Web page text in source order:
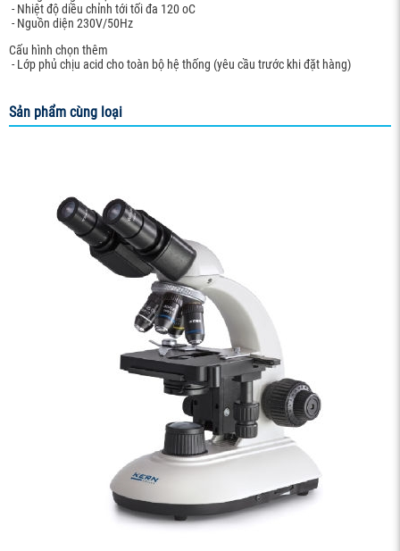
- Nhiệt độ diều chỉnh tới tối đa 120 oC
- Nguồn diện 230V/50Hz
Cấu hình chọn thêm
- Lớp phủ chịu acid cho toàn bộ hệ thống (yêu cầu trước khi đặt hàng)
Sản phẩm cùng loại